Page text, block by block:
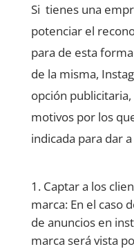
Si tienes una
potenciar el
para de esta
de la misma,
opción
motivos por los
indicada para dar
Captar a los
marca: En el caso
de anuncios en
marca será vista